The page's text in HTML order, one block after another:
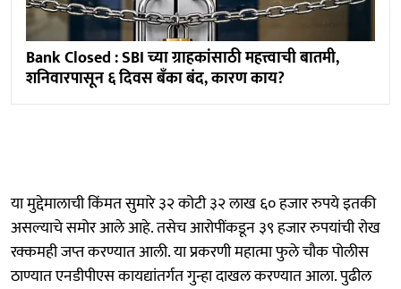
Bank Closed : SBI च्या ग्राहकांसाठी महत्त्वाची बातमी,
शनिवारपासून ६ दिवस बँका बंद, कारण काय?
या मुद्देमालाची किंमत सुमारे ३२ कोटी ३२ लाख ६० हजार रुपये इतकी
असल्याचे समोर आले आहे. तसेच आरोपींकडून ३९ हजार रुपयांची रोख
रक्कमही जप्त करण्यात आली. या प्रकरणी महात्मा फुले चौक पोलीस
ठाण्यात एनडीपीएस कायद्यांतर्गत गुन्हा दाखल करण्यात आला. पुढील